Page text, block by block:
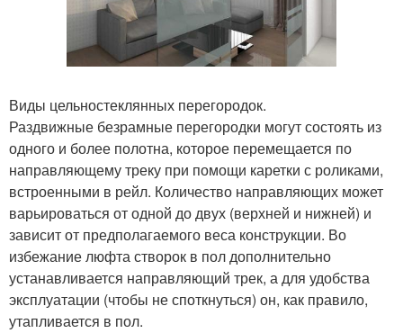
Виды цельностеклянных перегородок.
Раздвижные безрамные перегородки могут состоять из
одного и более полотна, которое перемещается по
направляющему треку при помощи каретки с роликами,
встроенными в рейл. Количество направляющих может
варьироваться от одной до двух (верхней и нижней) и
зависит от предполагаемого веса конструкции. Во
избежание люфта створок в пол дополнительно
устанавливается направляющий трек, а для удобства
эксплуатации (чтобы не споткнуться) он, как правило,
утапливается в пол.